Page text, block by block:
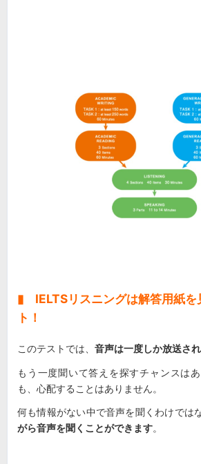
▮ IELTSリスニングは解答用紙を
ト！
このテストでは、 音声は一度しか放送さ
もう一度聞いて答えを探すチャンスは
も、心配することはありません。
何も情報がない中で音声を聞くわけではな
がら音声を聞くことができます。